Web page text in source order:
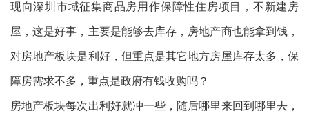
现向深圳市域征集商品房用作保障性住房项目，不新建房
屋，这是好事，主要是能够去库存，房地产商也能拿到钱，
对房地产板块是利好，但重点是其它地方房屋库存太多，保
障房需求不多，重点是政府有钱收购吗？
房地产板块每次出利好就冲一些，随后哪里来回到哪里去，